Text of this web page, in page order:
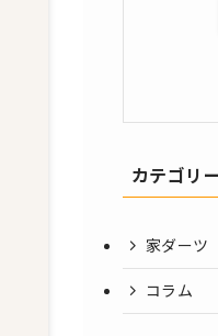
カテゴリー
家ダーツ
コラム